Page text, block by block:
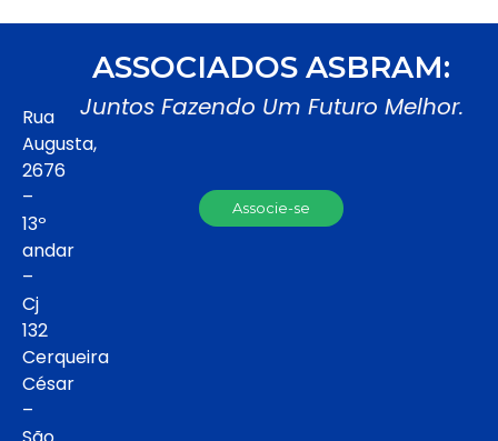
Rua
Augusta,
2676
–
13º
andar
–
Cj
132
Cerqueira
César
–
ASSOCIADOS ASBRAM:
Juntos Fazendo Um Futuro Melhor.
Associe-se